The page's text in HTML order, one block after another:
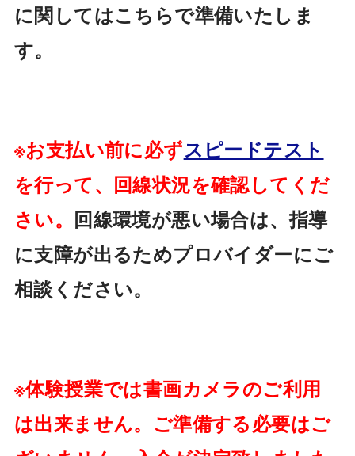
に関してはこちらで準備いたしま
す。
※お支払い前に必ずスピードテスト
を行って、 回線状況を確認してくだ
さい。 回線環境が悪い場合は、指導
に支障が出るためプロバイダーにご
相談ください。
※体験授業では書画カメラのご利用
は出来ません。 ご準備する必要はご